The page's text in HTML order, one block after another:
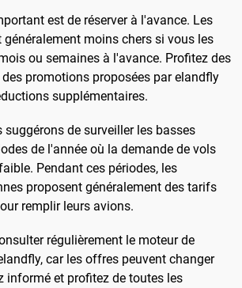
est de réserver à l'avance. Les
moins chers si vous les
ou semaines à l'avance. Profitez des
promotions proposées par elandfly
supplémentaires.
suggérons de surveiller les basses
de l'année où la demande de vols
Pendant ces périodes, les
proposent généralement des tarifs
remplir leurs avions.
régulièrement le moteur de
car les offres peuvent changer
informé et profitez de toutes les